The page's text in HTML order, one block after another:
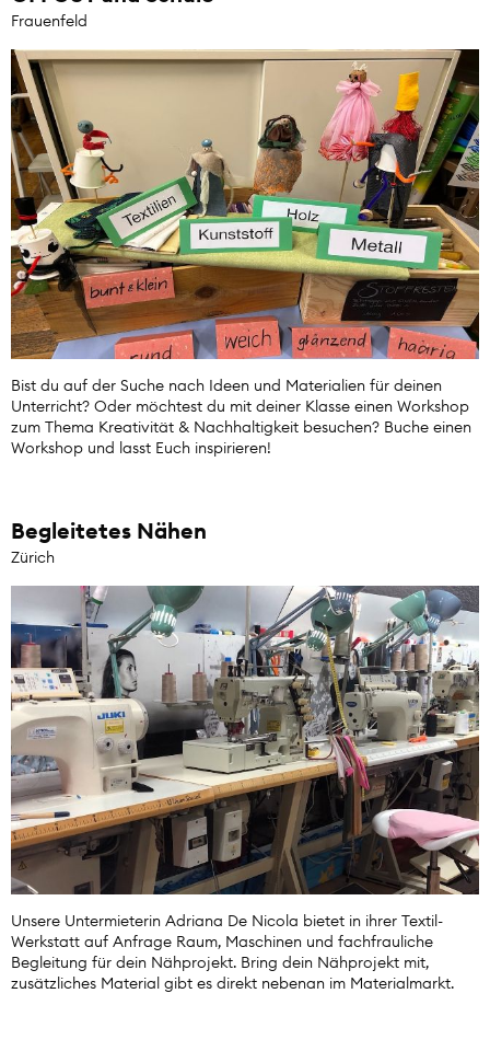
Frauenfeld
Bist du auf der Suche nach Ideen und Materialien für deinen
Unterricht? Oder möchtest du mit deiner Klasse einen Workshop
zum Thema Kreativität & Nachhaltigkeit besuchen? Buche einen
Workshop und lasst Euch inspirieren!
Begleitetes Nähen
Zürich
Unsere Untermieterin Adriana De Nicola bietet in ihrer Textil-
Werkstatt auf Anfrage Raum, Maschinen und fachfrauliche
Begleitung für dein Nähprojekt. Bring dein Nähprojekt mit,
zusätzliches Material gibt es direkt nebenan im Materialmarkt.